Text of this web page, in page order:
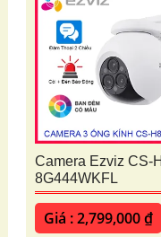
Camera Ezviz CS-
8G444WKFL
Giá : 2,799,000 ₫